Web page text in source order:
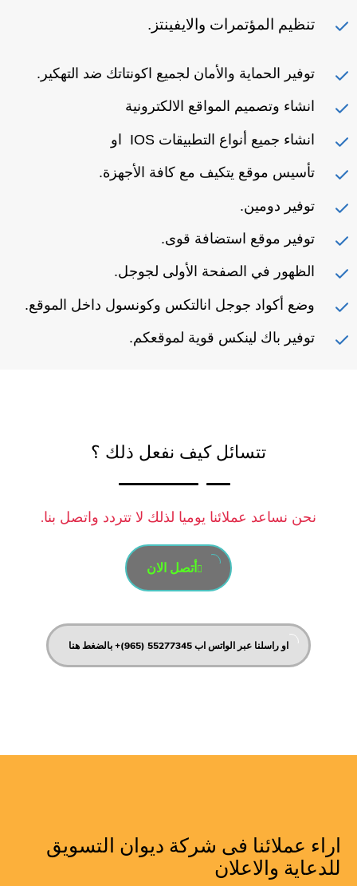
تنظيم المؤتمرات والايفينتز.
توفير الحماية والأمان لجميع اكونتاتك ضد التهكير.
انشاء وتصميم المواقع الالكترونية
انشاء جميع أنواع التطبيقات IOS او
تأسيس موقع يتكيف مع كافة الأجهزة.
توفير دومين.
توفير موقع استضافة قوى.
الظهور في الصفحة الأولى لجوجل.
وضع أكواد جوجل انالتكس وكونسول داخل الموقع.
توفير باك لينكس قوية لموقعكم.
تتسائل كيف نفعل ذلك ؟
نحن نساعد عملائنا يوميا لذلك لا تتردد واتصل بنا.
أتصل الان
او راسلنا عبر الواتس اب 55277345 (965)+ بالضغط هنا
اراء عملائنا فى شركة ديوان التسويق
للدعاية والاعلان